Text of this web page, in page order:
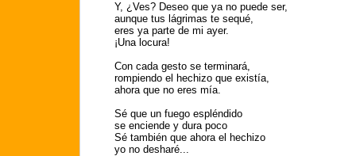
Y, ¿Ves? Deseo que ya no puede ser,
aunque tus lágrimas te sequé,
eres ya parte de mi ayer.
¡Una locura!
Con cada gesto se terminará,
rompiendo el hechizo que existía,
ahora que no eres mía.
Sé que un fuego espléndido
se enciende y dura poco
Sé también que ahora el hechizo
yo no desharé...